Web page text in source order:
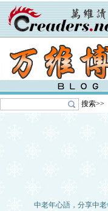
搜索>>
中老年心語，分享中